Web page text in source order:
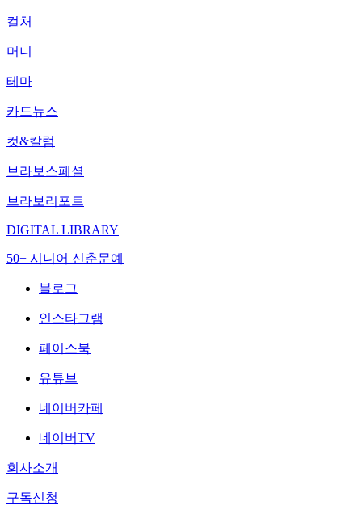
컬처
머니
테마
카드뉴스
컷&칼럼
브라보스페셜
브라보리포트
DIGITAL LIBRARY
50+ 시니어 신춘문예
블로그
인스타그램
페이스북
유튜브
네이버카페
네이버TV
회사소개
구독신청